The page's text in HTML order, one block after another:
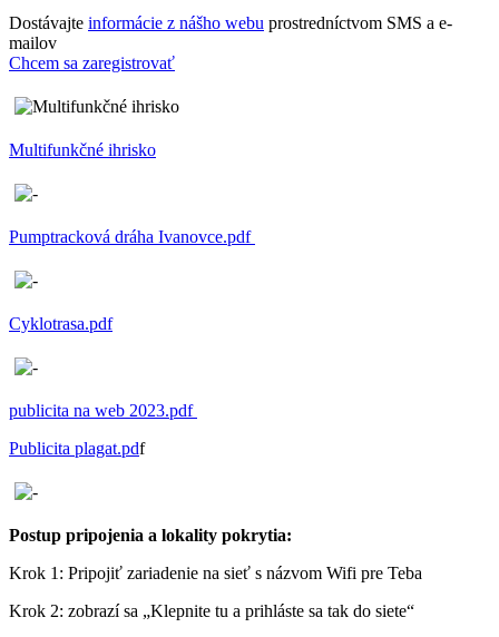
Dostávajte informácie z nášho webu prostredníctvom SMS a e-
mailov
Chcem sa zaregistrovať
Multifunkčné ihrisko
Pumptracková dráha Ivanovce.pdf
Cyklotrasa.pdf
publicita na web 2023.pdf
Publicita plagat.pdf
Postup pripojenia a lokality pokrytia:
Krok 1: Pripojiť zariadenie na sieť s názvom Wifi pre Teba
Krok 2: zobrazí sa „Klepnite tu a prihláste sa tak do siete“